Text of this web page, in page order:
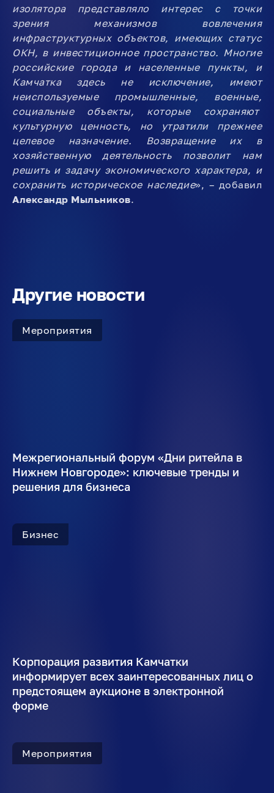
изолятора представляло интерес с точки
зрения механизмов вовлечения
инфраструктурных объектов, имеющих статус
ОКН, в инвестиционное пространство. Многие
российские города и населенные пункты, и
Камчатка здесь не исключение, имеют
неиспользуемые промышленные, военные,
социальные объекты, которые сохраняют
культурную ценность, но утратили прежнее
целевое назначение. Возвращение их в
хозяйственную деятельность позволит нам
решить и задачу экономического характера, и
сохранить историческое наследие», – добавил
Александр Мыльников.
Другие новости
Мероприятия
Межрегиональный форум «Дни ритейла в
Нижнем Новгороде»: ключевые тренды и
решения для бизнеса
Бизнес
Корпорация развития Камчатки
информирует всех заинтересованных лиц о
предстоящем аукционе в электронной
форме
Мероприятия